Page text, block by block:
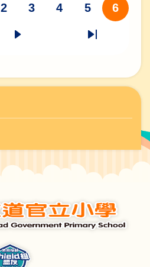
頁
面
2
頁
3
頁
4
頁
面
5
目
6
頁
L
s